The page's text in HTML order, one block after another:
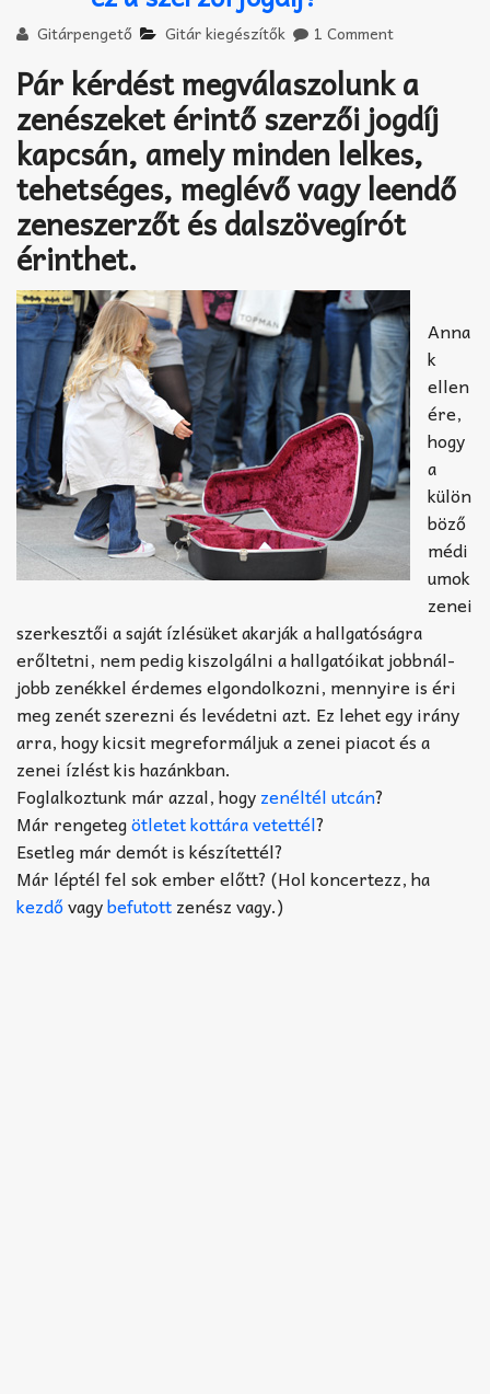
Improvizáció
Gitárpengető Gitár kiegészítők 1 Comment
Pár kérdést megválaszolunk a
zenészeket érintő szerzői jogdíj
kapcsán, amely minden lelkes,
tehetséges, meglévő vagy leendő
zeneszerzőt és dalszövegírót
érinthet.
Anna
k
ellen
ére,
hogy
a
külön
böző
médi
umok
zenei
szerkesztői a saját ízlésüket akarják a hallgatóságra
erőltetni, nem pedig kiszolgálni a hallgatóikat jobbnál-
jobb zenékkel érdemes elgondolkozni, mennyire is éri
meg zenét szerezni és levédetni azt. Ez lehet egy irány
arra, hogy kicsit megreformáljuk a zenei piacot és a
zenei ízlést kis hazánkban.
Foglalkoztunk már azzal, hogyzenéltél utcán?
Már rengetegötletet kottára vetettél?
Esetleg már demót is készítettél?
Már léptél fel sok ember előtt? (Hol koncertezz, ha
kezdővagybefutottzenész vagy.)